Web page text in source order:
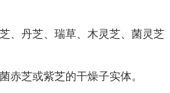
、丹芝、瑞草、木灵芝、菌灵芝
赤芝或紫芝的干燥子实体。